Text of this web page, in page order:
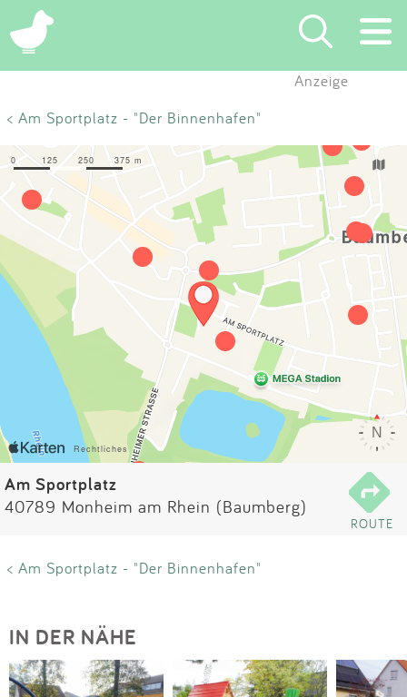
×
Suchen
Eintragen
App
Blog
Partner
Kontakt
Impressum
Anzeige
< Am Sportplatz - "Der Binnenhafen"
Am Sportplatz
40789 Monheim am Rhein (Baumberg)
ROUTE
< Am Sportplatz - "Der Binnenhafen"
IN DER NÄHE